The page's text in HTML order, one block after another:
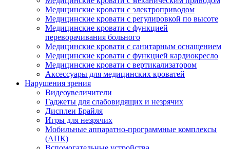
Медицинские кровати с электроприводом
Медицинские кровати с регулировкой по высоте
Медицинские кровати с функцией
переворачивания больного
Медицинские кровати с санитарным оснащением
Медицинские кровати с функцией кардиокресло
Медицинские кровати с вертикализатором
Аксессуары для медицинских кроватей
Нарушения зрения
Видеоувеличители
Гаджеты для слабовидящих и незрячих
Дисплеи Брайля
Игры для незрячих
Мобильные аппаратно-программные комплексы
(АПК)